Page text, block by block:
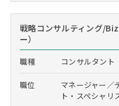
戦略コンサルティング/
ー）
職種 コンサルタント
職位
マネージャー／
ト・スペシャリ